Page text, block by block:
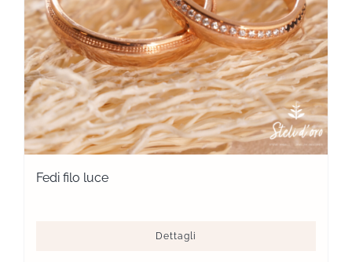
Fedi filo luce
Dettagli